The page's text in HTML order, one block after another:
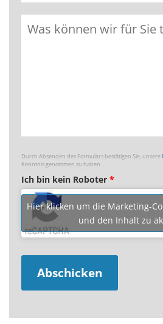
Durch Absenden des Formulars bestätigen Sie, unsere
Kenntnis genommen zu haben
Ich bin kein Roboter *
Hier klicken um die Marketing-
und den Inhalt zu